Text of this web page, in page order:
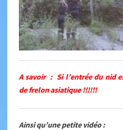
A savoir : Si l’entrée du nid
de frelon asiatique !!!!!!
Ainsi qu’une petite vidéo :